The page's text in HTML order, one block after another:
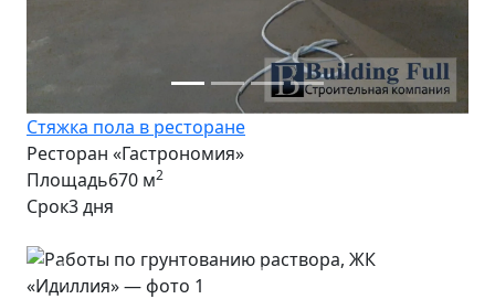
Стяжка пола в ресторане
Ресторан «Гастрономия»
Площадь670 м2
Срок3 дня
Предыдущее фото